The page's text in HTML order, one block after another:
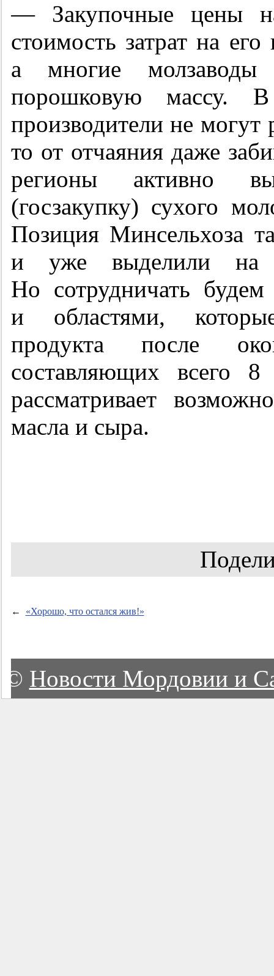
— Закупочные цены
стоимость затрат на
а многие молзаводы
порошковую массу.
производители не могут
то от отчаяния даже
регионы активно
(госзакупку) сухого
Позиция Минсельхоза
и уже выделили на
Но сотрудничать
и областями,
продукта после
составляющих всего
рассматривает
масла и сыра.
← «Хорошо, что остался жив!»
© Новости Мордовии и